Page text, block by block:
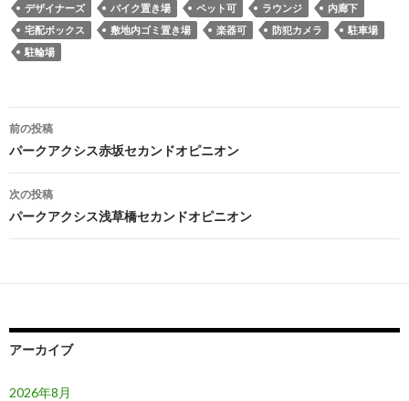
デザイナーズ
バイク置き場 ペット可 ラウンジ
内廊下
宅配ボックス
敷地内ゴミ置き場 楽器可 防犯カメラ
駐車場
駐輪場
投
稿
ナ
ビ
ゲ
ー
ョ
前の投稿
パークアクシス赤坂セカンドオピニオン
次の投稿
パークアクシス浅草橋セカンドオピニオン
アーカイブ
2026年8月